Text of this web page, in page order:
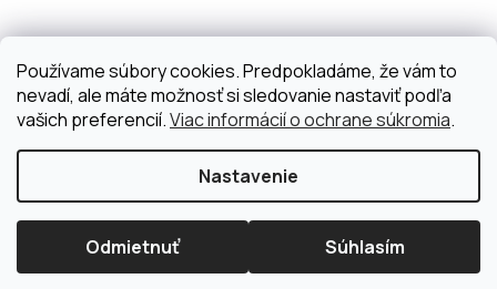
Používame súbory cookies. Predpokladáme, že vám to
nevadí, ale máte možnosť si sledovanie nastaviť podľa
vašich preferencií.Viac informácií o ochrane súkromia.
Nastavenie
Odmietnuť Súhlasím